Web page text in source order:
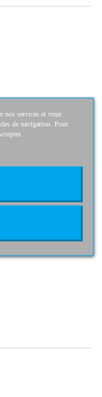
nos services et vous
de navigation. Pour